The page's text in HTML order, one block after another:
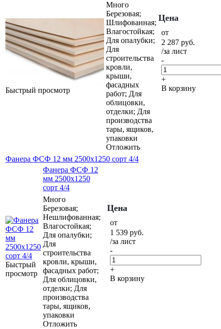
Быстрый просмотр
Много
Березовая;
Шлифованная;
Влагостойкая;
Для опалубки;
Для
строительства
кровли,
крыши,
фасадных
работ; Для
облицовки,
отделки; Для
производства
тары, ящиков,
упаковки
Отложить
Цена
от
2 287 руб.
/за лист
-
+
В корзину
Фанера ФСФ 12 мм 2500х1250 сорт 4/4
Быстрый
просмотр
Фанера ФСФ 12
мм 2500х1250
сорт 4/4
Много
Березовая;
Нешлифованная;
Влагостойкая;
Для опалубки;
Для
строительства
кровли, крыши,
фасадных работ;
Для облицовки,
отделки; Для
производства
тары, ящиков,
упаковки
Отложить
Цена
от
1 539 руб.
/за лист
-
+
В корзину